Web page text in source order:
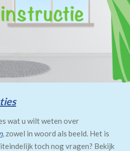
wat u wilt weten over
, zowel in woord als beeld. Het is
toch nog vragen? Bekijk